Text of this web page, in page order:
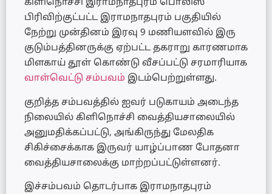
கிளிநொச்சி இராமநாதபுரம் பொலிஸ்
பிரிவிற்குட்பட்ட இராமநாதபுரம் பகுதியில்
நேற்று முன்தினம் இரவு 9 மணியளவில் இரு
குடும்பத்தினருக்கு ஏற்பட்ட தகராறு காரணமாக
மிளகாய் தூள் கொண்டு வீசப்பட்டு சரமாரியாக
வாள்வெட்டு சம்பவம் இடம்பெற்றுள்ளது.
குறித்த சம்பவத்தில் ஐவர் படுகாயம் அடைந்த
நிலையில் கிளிநொச்சி வைத்தியசாலையில்
அனுமதிக்கப்பட்டு, அங்கிருந்து மேலதிக
சிகிச்சைக்காக இருவர் யாழ்ப்பாண போதனா
வைத்தியசாலைக்கு மாற்றப்பட்டுள்ளனர்.
இச்சம்பவம் தொடர்பாக இராமநாதபுரம்